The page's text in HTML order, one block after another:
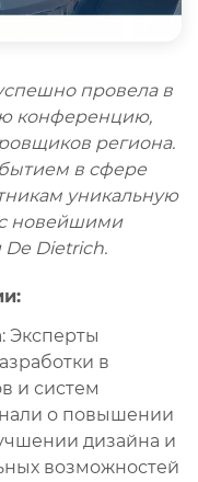
провела в
конференцию,
региона.
в сфере
уникальную
новейшими
De Dietrich.
Эксперты
в
и систем
о повышении
дизайна и
возможностей